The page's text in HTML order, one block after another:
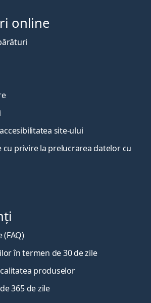
online
site-ului
privire la prelucrarea datelor cu
în termen de 30 de zile
produselor
365 de zile